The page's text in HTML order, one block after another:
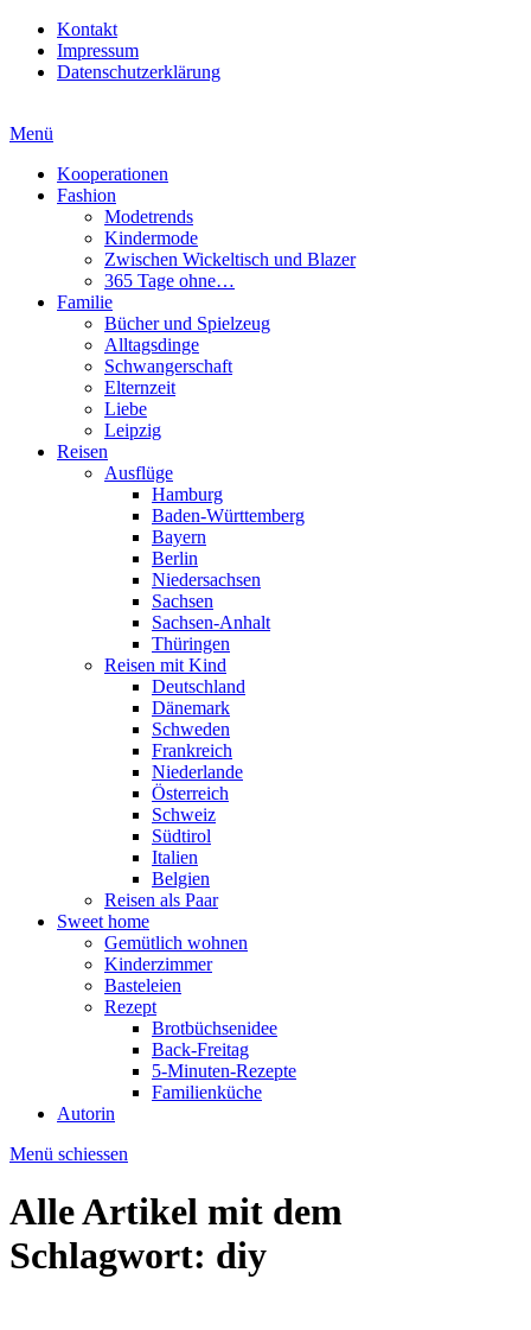
Kontakt
Impressum
Datenschutzerklärung
Menü
Kooperationen
Fashion
Modetrends
Kindermode
Zwischen Wickeltisch und Blazer
365 Tage ohne…
Familie
Bücher und Spielzeug
Alltagsdinge
Schwangerschaft
Elternzeit
Liebe
Leipzig
Reisen
Ausflüge
Hamburg
Baden-Württemberg
Bayern
Berlin
Niedersachsen
Sachsen
Sachsen-Anhalt
Thüringen
Reisen mit Kind
Deutschland
Dänemark
Schweden
Frankreich
Niederlande
Österreich
Schweiz
Südtirol
Italien
Belgien
Reisen als Paar
Sweet home
Gemütlich wohnen
Kinderzimmer
Basteleien
Rezept
Brotbüchsenidee
Back-Freitag
5-Minuten-Rezepte
Familienküche
Autorin
Menü schiessen
Alle Artikel mit dem
Schlagwort: diy